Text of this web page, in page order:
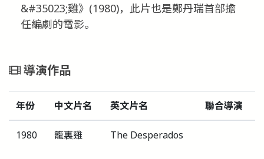
&#35023;雞》(1980)，此片也是鄭丹瑞首部擔
任編劇的電影。
導演作品
年份 中文片名 英文片名 聯合導演
1980 籠裏雞 The Desperados